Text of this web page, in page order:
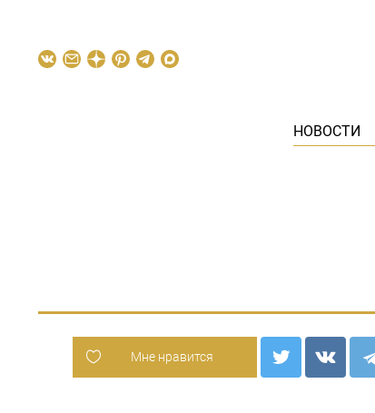
НОВОСТИ
Мне нравится